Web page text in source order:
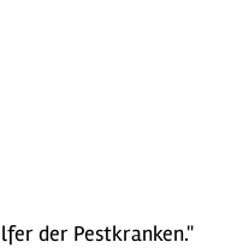
der Pestkranken."